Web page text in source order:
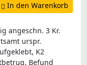
In den Warenkorb
angeschn. 3 Kr.
urspr.
K2
Befund